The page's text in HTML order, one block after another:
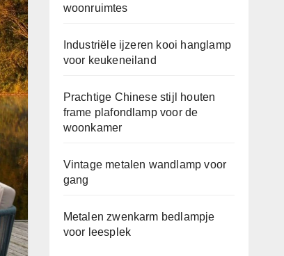
woonruimtes
Industriële ijzeren kooi hanglamp
voor keukeneiland
Prachtige Chinese stijl houten
frame plafondlamp voor de
woonkamer
Vintage metalen wandlamp voor
gang
Metalen zwenkarm bedlampje
voor leesplek